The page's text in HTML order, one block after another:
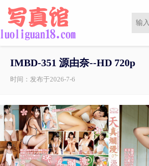
IMBD-351 源由奈--HD 720p
时间：发布于2026-7-6